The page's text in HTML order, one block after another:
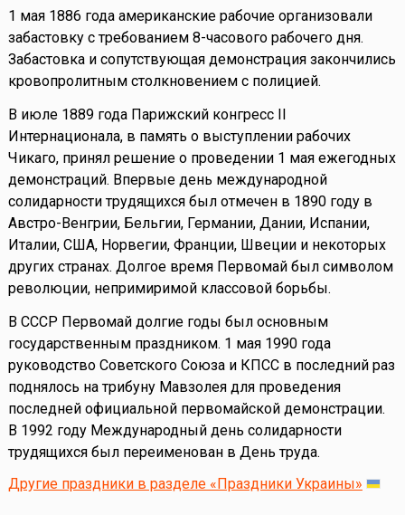
1 мая 1886 года американские рабочие организовали
забастовку с требованием 8-часового рабочего дня.
Забастовка и сопутствующая демонстрация закончились
кровопролитным столкновением с полицией.
В июле 1889 года Парижский конгресс II
Интернационала, в память о выступлении рабочих
Чикаго, принял решение о проведении 1 мая ежегодных
демонстраций. Впервые день международной
солидарности трудящихся был отмечен в 1890 году в
Австро-Венгрии, Бельгии, Германии, Дании, Испании,
Италии, США, Норвегии, Франции, Швеции и некоторых
других странах. Долгое время Первомай был символом
революции, непримиримой классовой борьбы.
В СССР Первомай долгие годы был основным
государственным праздником. 1 мая 1990 года
руководство Советского Союза и КПСС в последний раз
поднялось на трибуну Мавзолея для проведения
последней официальной первомайской демонстрации.
В 1992 году Международный день солидарности
трудящихся был переименован в День труда.
Другие праздники в разделе «Праздники Украины»